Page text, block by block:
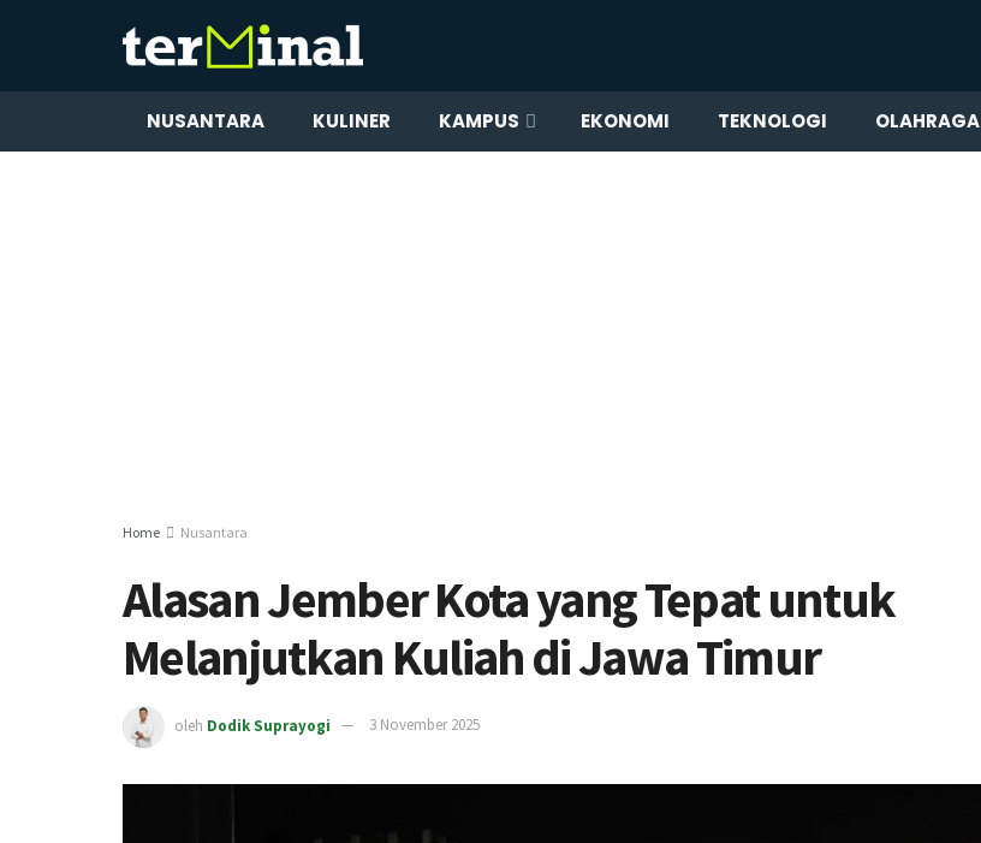
NUSANTARA KULINER KAMPUS EKONOMI TEKNOLOGI OLAHRAGA
Home Nusantara
Alasan Jember Kota yang Tepat untuk
Melanjutkan Kuliah di Jawa Timur
oleh Dodik Suprayogi 3 November 2025